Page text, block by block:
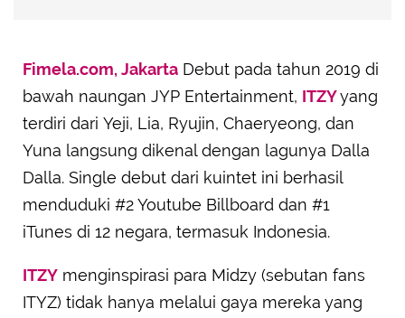
Fimela.com, Jakarta Debut pada tahun 2019 di
bawah naungan JYP Entertainment, ITZYyang
terdiri dari Yeji, Lia, Ryujin, Chaeryeong, dan
Yuna langsung dikenal dengan lagunya Dalla
Dalla. Single debut dari kuintet ini berhasil
menduduki #2 Youtube Billboard dan #1
iTunes di 12 negara, termasuk Indonesia.
ITZY menginspirasi para Midzy (sebutan fans
ITYZ) tidak hanya melalui gaya mereka yang